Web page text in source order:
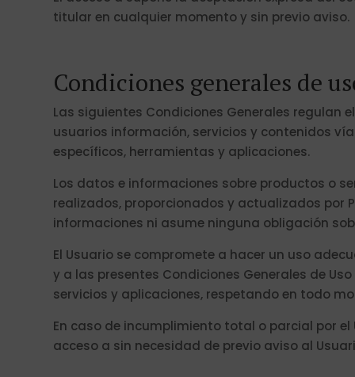
titular en cualquier momento y sin previo aviso.
Condiciones generales de
Las siguientes Condiciones Generales regulan
usuarios información, servicios y contenidos
específicos, herramientas y aplicaciones.
Los datos e informaciones sobre productos o
realizados, proporcionados y actualizados por
informaciones ni asume ninguna obligación
El Usuario se compromete a hacer un uso
y a las presentes Condiciones Generales de
servicios y aplicaciones, respetando en todo
En caso de incumplimiento total o parcial por el
acceso a sin necesidad de previo aviso al